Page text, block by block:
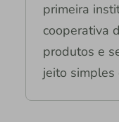
primeira
cooperativa
produtos e
jeito simples